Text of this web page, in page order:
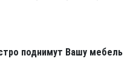
поднимут Вашу мебель